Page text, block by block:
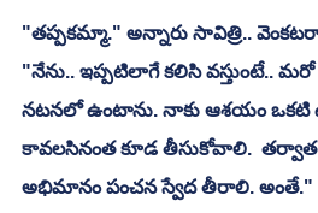
"తప్పకమ్మా." అన్నారు సావిత్రి..
"నేను.. ఇప్పటిలాగే కలిసి వస్తుంటే..
నటనలో ఉంటాను. నాకు ఆశయం ఒకటి
కావలసినంత కూడ తీసుకోవాలి.
అభిమానం పంచన స్వేద తీరాలి. అంతే."